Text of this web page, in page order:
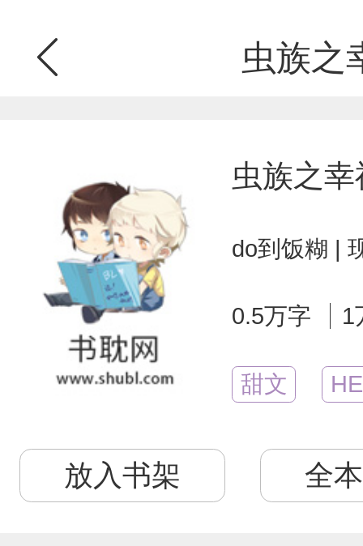
虫族之
虫族之
do到饭糊 |
0.5万字 1
甜文 HE
放入书架 全